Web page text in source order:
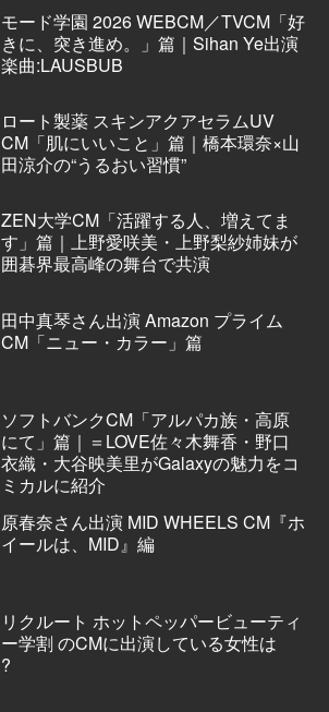
モード学園 2026 WEBCM／TVCM「好
きに、突き進め。」篇｜Sihan Ye出演
楽曲:LAUSBUB
ロート製薬 スキンアクアセラムUV
CM「肌にいいこと」篇｜橋本環奈×山
田涼介の“うるおい習慣”
ZEN大学CM「活躍する人、増えてま
す」篇｜上野愛咲美・上野梨紗姉妹が
囲碁界最高峰の舞台で共演
田中真琴さん出演 Amazon プライム
CM「ニュー・カラー」篇
ソフトバンクCM「アルパカ族・高原
にて」篇｜＝LOVE佐々木舞香・野口
衣織・大谷映美里がGalaxyの魅力をコ
ミカルに紹介
原春奈さん出演 MID WHEELS CM『ホ
イールは、MID』編
リクルート ホットペッパービューティ
ー学割 のCMに出演している女性は
?